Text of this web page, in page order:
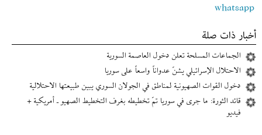
whatsapp
أخبار ذات صلة
الجماعات المسلحة تعلن دخول العاصمة السورية
الاحتلال الإسرائيلي يشنّ عدواناً واسعاً على سوريا
دخول القوات الصهيونية لمناطق في الجولان السوري يبين طبيعتها الاحتلالية
قائد الثورة: ما جرى في سوريا تمّ تخطيطه بغرف التخطيط الصهيو ـ أمريكية +
فيديو